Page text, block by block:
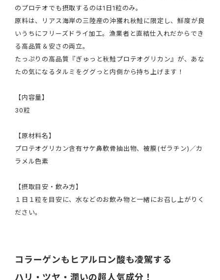
のプロテオでも摂取するのは1日1粒のみ。
原料は、リアス海岸の三陸産の沖獲れ秋鮭に限定し、鮮度が良
いうちにフリーズドライ加工。漁業者と直結仕入れだからでき
る高品質＆安さの両立。
たっぷりの高品質『ぎゅっと秋鮭プロテオグリカン』が、あな
たの気になるタルミをググっと内側から持ち上げます！
【内容量】
30粒
【原材料名】
プロテオグリカン含有サケ鼻軟骨抽出物、被膜(ゼラチン)／カ
ラメル色素
【摂取目安・飲み方】
１日１粒を目安に、水などのお飲み物と一緒にお召し上がりく
ださい。
コラーゲンもヒアルロン酸も凌駕する
ハリ・ツヤ・潤いの超人気成分！